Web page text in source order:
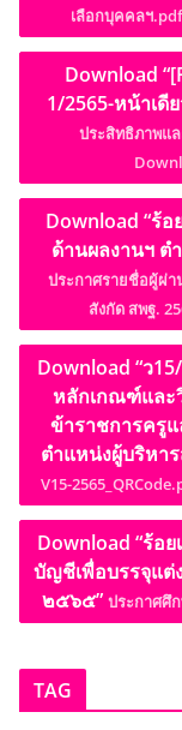
เลือกบุคคลฯ
Download
1/2565-หน้าเดี
ประสิทธิภาพแ
Download “ร้อ
ด้านผลงานฯ ต
ประกาศรายชื่อผู้ผ่า
สังกัด สพฐ.
Download “ว
หลักเกณฑ์และ
ข้าราชการครู
ตำแหน่งผู้บริหา
V15-
Download “ร้อ
บัญชีเพื่อบรรจุแต่
๒๕๖๕” ประกาศศึ
TAG